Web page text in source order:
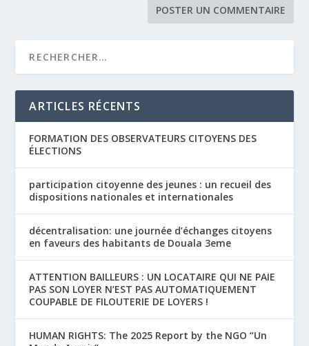
ARTICLES RÉCENTS
FORMATION DES OBSERVATEURS CITOYENS DES
ÉLECTIONS
participation citoyenne des jeunes : un recueil des
dispositions nationales et internationales
décentralisation: une journée d’échanges citoyens
en faveurs des habitants de Douala 3eme
ATTENTION BAILLEURS : UN LOCATAIRE QUI NE PAIE
PAS SON LOYER N’EST PAS AUTOMATIQUEMENT
COUPABLE DE FILOUTERIE DE LOYERS !
HUMAN RIGHTS: The 2025 Report by the NGO “Un